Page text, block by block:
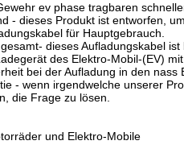
ev phase tragbaren
- dieses Produkt ist entworfen,
für Hauptgebrauch.
dieses Aufladungskabel
des Elektro-Mobil-(EV)
bei der Aufladung in den nass
- wenn irgendwelche unserer
die Frage zu lösen.
und Elektro-Mobile